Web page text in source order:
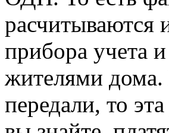
расчитываются
прибора учета
жителями дома.
передали, то